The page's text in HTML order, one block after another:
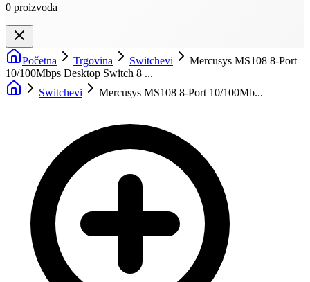
0 proizvoda
Početna Trgovina Switchevi
Mercusys MS108 8-Port
10/100Mbps Desktop Switch 8 ...
Switchevi
Mercusys MS108 8-Port 10/100Mb...